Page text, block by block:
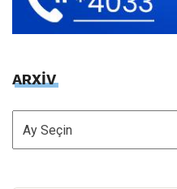
ARXİV
ARXİV